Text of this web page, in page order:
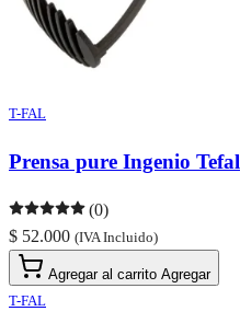
T-FAL
Prensa pure Ingenio Tefal
(0)
$ 52.000 (IVA Incluido)
Agregar al carrito Agregar
T-FAL